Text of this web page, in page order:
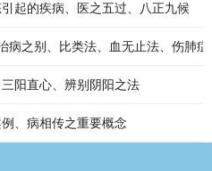
起的疾病、医之五过、八正九候
病之别、比类法、血无止法、伤肺
阳直心、辨别阴阳之法
、病相传之重要概念